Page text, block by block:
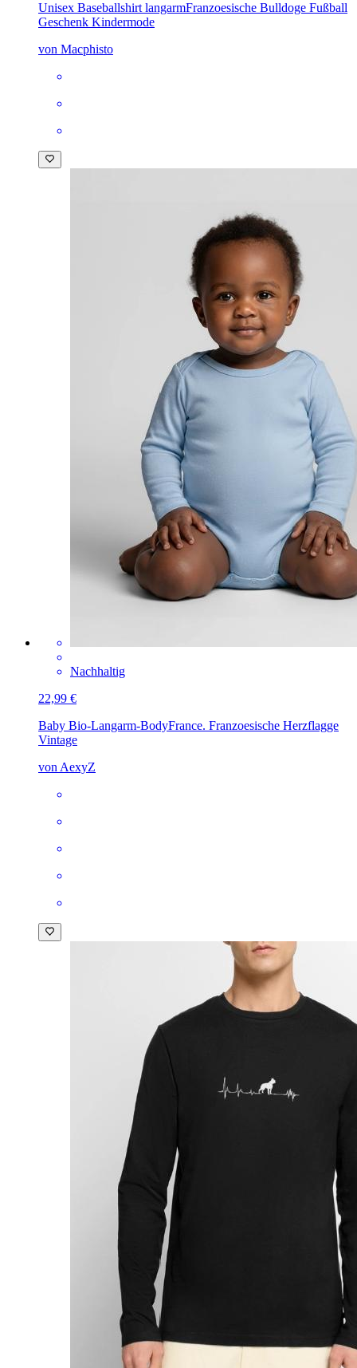
Unisex Baseballshirt langarmFranzoesische Bulldoge Fußball
Geschenk Kindermode
von Macphisto
Nachhaltig
22,99 €
Baby Bio-Langarm-BodyFrance. Franzoesische Herzflagge
Vintage
von AexyZ